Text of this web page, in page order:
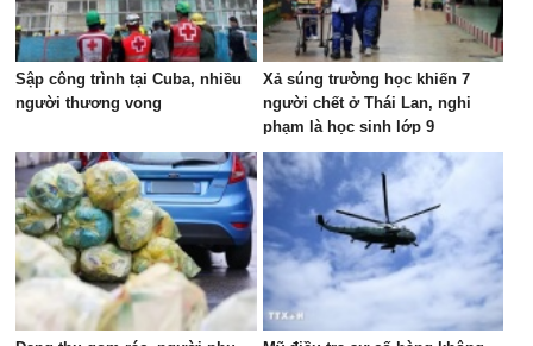
Sập công trình tại Cuba, nhiều
người thương vong
Xả súng trường học khiến 7
người chết ở Thái Lan, nghi
phạm là học sinh lớp 9